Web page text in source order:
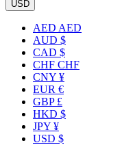
USD
AED AED
AUD $
CAD $
CHF CHF
CNY ¥
EUR €
GBP £
HKD $
JPY ¥
USD $